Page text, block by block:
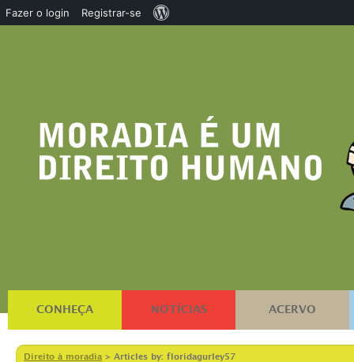
CONHEÇA NOTÍCIAS ACERVO
Direito à moradia > Articles by: floridagurley57
Fazer o login Registrar-se